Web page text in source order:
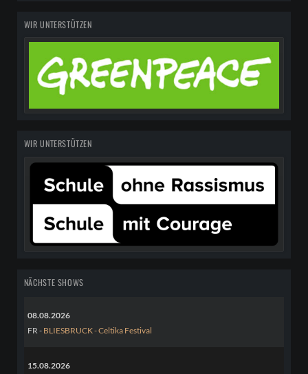
WIR UNTERSTÜTZEN
WIR UNTERSTÜTZEN
NÄCHSTE SHOWS
08.08.2026
FR - BLIESBRUCK - Celtika Festival
15.08.2026